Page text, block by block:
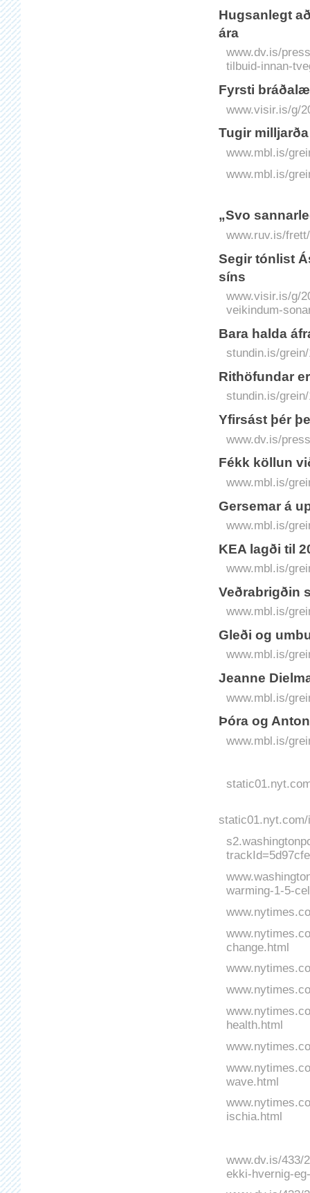
Hugsanlegt
ára
www.dv.is/
tilbuid-innan-
Fyrsti
www.visir.is/g/
Tugir
www.mbl.is/
www.mbl.is/
„Svo
www.ruv.is/
Segir tón­list
síns
www.visir.is/g/
veikindum-
Bara halda
stundin.is/
Rithöfundar
stundin.is/
Yfirsást þér
www.dv.is/
Fékk köllun
www.mbl.is/
Gersemar á
www.mbl.is/
KEA lagði til
www.mbl.is/
Veðrabrigðin
www.mbl.is/
Gleði og
www.mbl.is/
Jeanne
www.mbl.is/
Þóra og
www.mbl.is/
warming-1-5-
change.html
health.html
wave.html
ischia.html
www.dv.is/433/
ekki-hvernig-